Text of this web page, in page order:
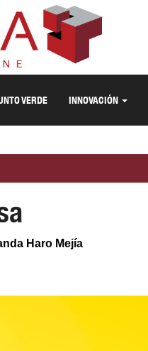
VERDE INNOVACIÓN
Haro Mejía